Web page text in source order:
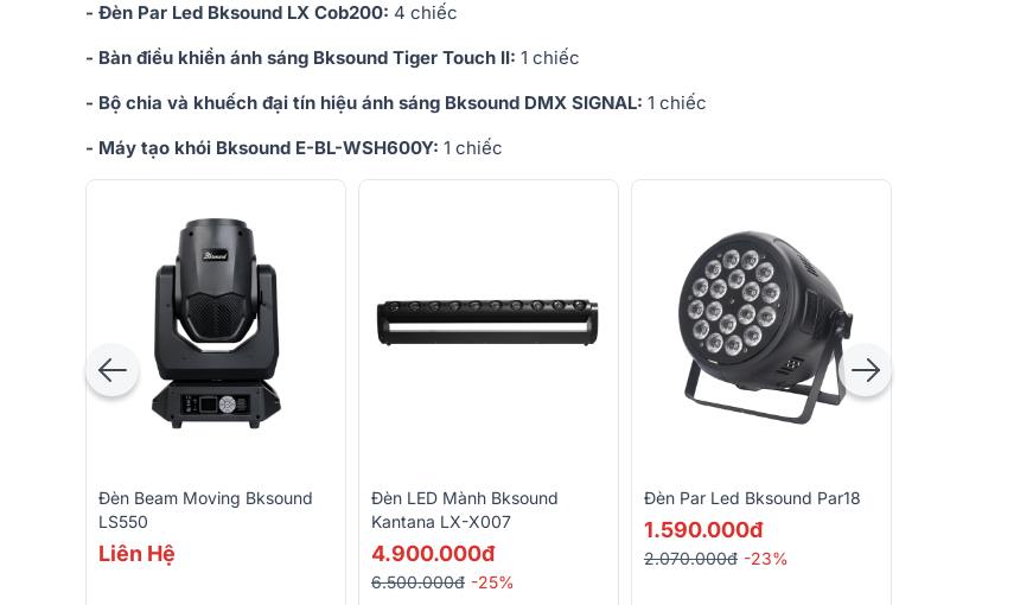
- Đèn Par Led Bksound LX Cob200: 4 chiếc
- Bàn điều khiển ánh sáng Bksound Tiger Touch II: 1 chiếc
- Bộ chia và khuếch đại tín hiệu ánh sáng Bksound DMX SIGNAL: 1 chiếc
- Máy tạo khói Bksound E-BL-WSH600Y: 1 chiếc
Đèn Beam Moving Bksound
LS550
Liên Hệ
Đèn LED Mành Bksound
Kantana LX-X007
4.900.000đ
6.500.000đ -25%
Đèn Par Led Bksound Par18
1.590.000đ
2.070.000đ -23%